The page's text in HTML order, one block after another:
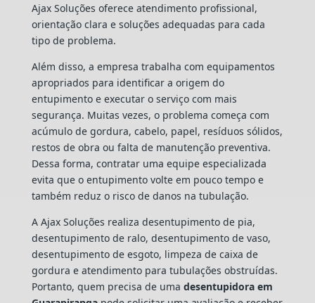
Ajax Soluções oferece atendimento profissional,
orientação clara e soluções adequadas para cada
tipo de problema.
Além disso, a empresa trabalha com equipamentos
apropriados para identificar a origem do
entupimento e executar o serviço com mais
segurança. Muitas vezes, o problema começa com
acúmulo de gordura, cabelo, papel, resíduos sólidos,
restos de obra ou falta de manutenção preventiva.
Dessa forma, contratar uma equipe especializada
evita que o entupimento volte em pouco tempo e
também reduz o risco de danos na tubulação.
A Ajax Soluções realiza desentupimento de pia,
desentupimento de ralo, desentupimento de vaso,
desentupimento de esgoto, limpeza de caixa de
gordura e atendimento para tubulações obstruídas.
Portanto, quem precisa de uma desentupidora em